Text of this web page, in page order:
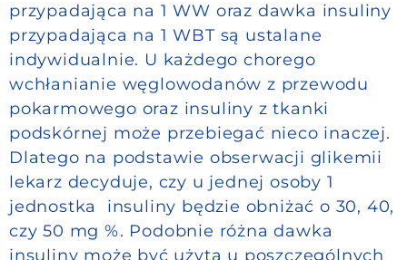
przypadająca na 1 WW oraz dawka insuliny
przypadająca na 1 WBT są ustalane
indywidualnie. U każdego chorego
wchłanianie węglowodanów z przewodu
pokarmowego oraz insuliny z tkanki
podskórnej może przebiegać nieco inaczej.
Dlatego na podstawie obserwacji glikemii
lekarz decyduje, czy u jednej osoby 1
jednostka insuliny będzie obniżać o 30, 40,
czy 50 mg %. Podobnie różna dawka
insuliny może być użyta u poszczególnych